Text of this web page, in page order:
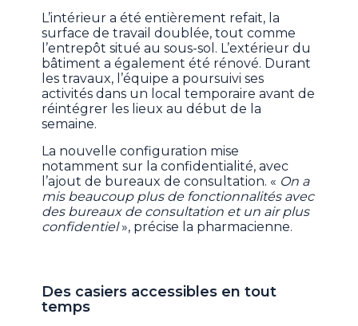
L’intérieur a été entièrement refait, la
surface de travail doublée, tout comme
l’entrepôt situé au sous-sol. L’extérieur du
bâtiment a également été rénové. Durant
les travaux, l’équipe a poursuivi ses
activités dans un local temporaire avant de
réintégrer les lieux au début de la
semaine.
La nouvelle configuration mise
notamment sur la confidentialité, avec
l’ajout de bureaux de consultation. « On a
mis beaucoup plus de fonctionnalités avec
des bureaux de consultation et un air plus
confidentiel», précise la pharmacienne.
Des casiers accessibles en tout
temps